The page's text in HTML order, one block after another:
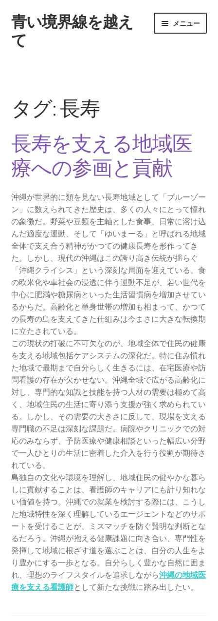
ナ
ビ
ゲ
へ
ス
ッ
プ
コ
ン
テ
キ
ッ
青い境界線を越え
て
メニュー
地域社会との調和を重視した住まい選び
島での暮らしを具体的に描く準備
サイトマップ
タグ:長寿
長寿を支える地域医
療への参画と貢献
沖縄が世界的に類を見ない長寿地域として「ブルーゾー
ン」に数えられてきた歴史は、多くの人々にとって憧れ
の象徴だ。野菜や豆類を主軸とした食事、日常に溶け込
んだ適度な運動、そして「ゆいまーる」と呼ばれる地域
全体で支え合う精神がかつての健康長寿を形作ってき
た。しかし、現代の沖縄はこの誇り高き伝統が揺らぐ
「沖縄クライシス」という深刻な局面を迎えている。食
の欧米化や車社会の浸透に伴う運動不足が、若い世代を
中心に肥満や糖尿病といった生活習慣病を増加させてい
るからだ。高齢化と単身世帯の増加も相まって、かつて
の長寿の島を支えてきた仕組みは今まさに大きな転換期
に立たされている。
この現状の打破に不可欠なのが、地域全体で住民の健康
を支える地域包括ケアシステムの深化だ。特に住み慣れ
た地域で最期まで自分らしく生きるには、在宅医療や訪
問看護の存在が欠かせない。沖縄全域で広がる高齢化に
対し、専門的な知識と技能を持つ人材の需要は極めて高
く、地域住民の生活に寄り添う支援が強く求められてい
る。しかし、その需要の大きさに反して、現場を支える
専門職の不足は深刻な課題だ。病院やクリニックでの対
応のみならず、予防医療や健康相談といった幅広い分野
で一人ひとりの生活に密着した介入を行う役割が期待さ
れている。
島独自の文化や環境を理解し、地域住民の健やかな暮ら
しに貢献することは、看護師のキャリアにも計り知れな
い価値を持つ。沖縄での就業を検討する際には、こうし
た地域特性を深く理解しているエージェントなどのサポ
ートを受けることが、ミスマッチを防ぐ賢明な判断とな
るだろう。沖縄が抱える健康課題に向き合い、専門性を
発揮して地域に根ざす道を選ぶことは、自分の人生をよ
り豊かにする一歩となる。自分らしく豊かな自然に囲ま
れ、理想のライフスタイルを追求しながら沖縄の地域医
療を支える看護師として新たな挑戦に踏み出したい。